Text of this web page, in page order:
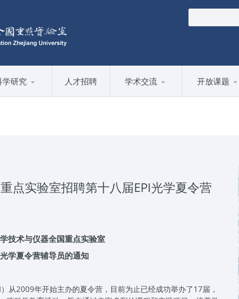
学研究 人才招聘 学术交流 开放课题
点实验室招聘第十八届EPI光学夏令营
技术与仪器全国重点实验室
学夏令营辅导员的通知
从2009年开始主办的夏令营，目前为止已经成功举办了17届，